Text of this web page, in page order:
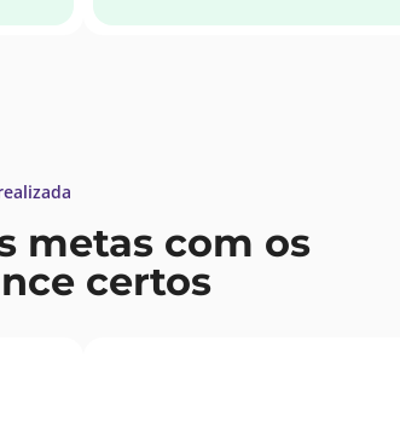
metas com os
certos